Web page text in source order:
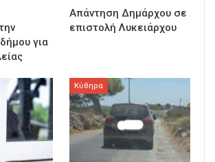
για
Απάντηση Δημάρχου σε
επιστολή Λυκειάρχου
Κύθηρα